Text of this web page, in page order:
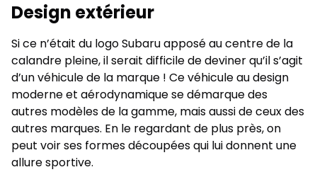
Design extérieur
Si ce n’était du logo Subaru apposé au centre de la
calandre pleine, il serait difficile de deviner qu’il s’agit
d’un véhicule de la marque ! Ce véhicule au design
moderne et aérodynamique se démarque des
autres modèles de la gamme, mais aussi de ceux des
autres marques. En le regardant de plus près, on
peut voir ses formes découpées qui lui donnent une
allure sportive.